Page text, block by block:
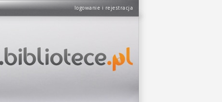
logowanie i rejestracja